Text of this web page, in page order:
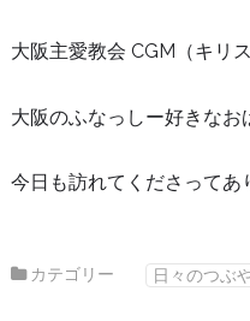
大阪主愛教会 CGM（キリ
大阪のふなっしー好きなお
今日も訪れてくださってあ
カテゴリー 日々のつぶ